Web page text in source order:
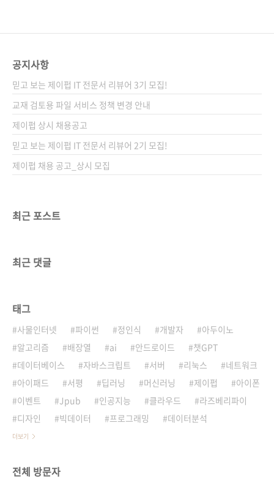
인프라웨어의 조성만 님께서 번역해주고 계십니
다. [Professional Android Application
Development] 원서에 대한 아마존 캡..
공지사항
믿고 보는 제이펍 IT 전문서 리뷰어 3기 모집!
교재 검토용 파일 서비스 정책 변경 안내
제이펍 상시 채용공고
믿고 보는 제이펍 IT 전문서 리뷰어 2기 모집!
제이펍 채용 공고_상시 모집
최근 포스트
최근 댓글
태그
사물인터넷 파이썬 정인식 개발자
아두이노
알고리즘
배장열 ai 안드로이드
챗GPT
데이터베이스
자바스크립트 서버 리눅스
네트워크
아이패드
서평 딥러닝 머신러닝 제이펍
아이폰
이벤트
Jpub 인공지능 클라우드
라즈베리파이
디자인
빅데이터 프로그래밍 데이터분석
더보기
전체 방문자